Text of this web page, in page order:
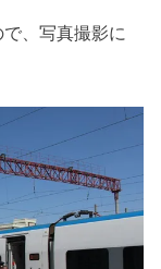
、写真撮影に